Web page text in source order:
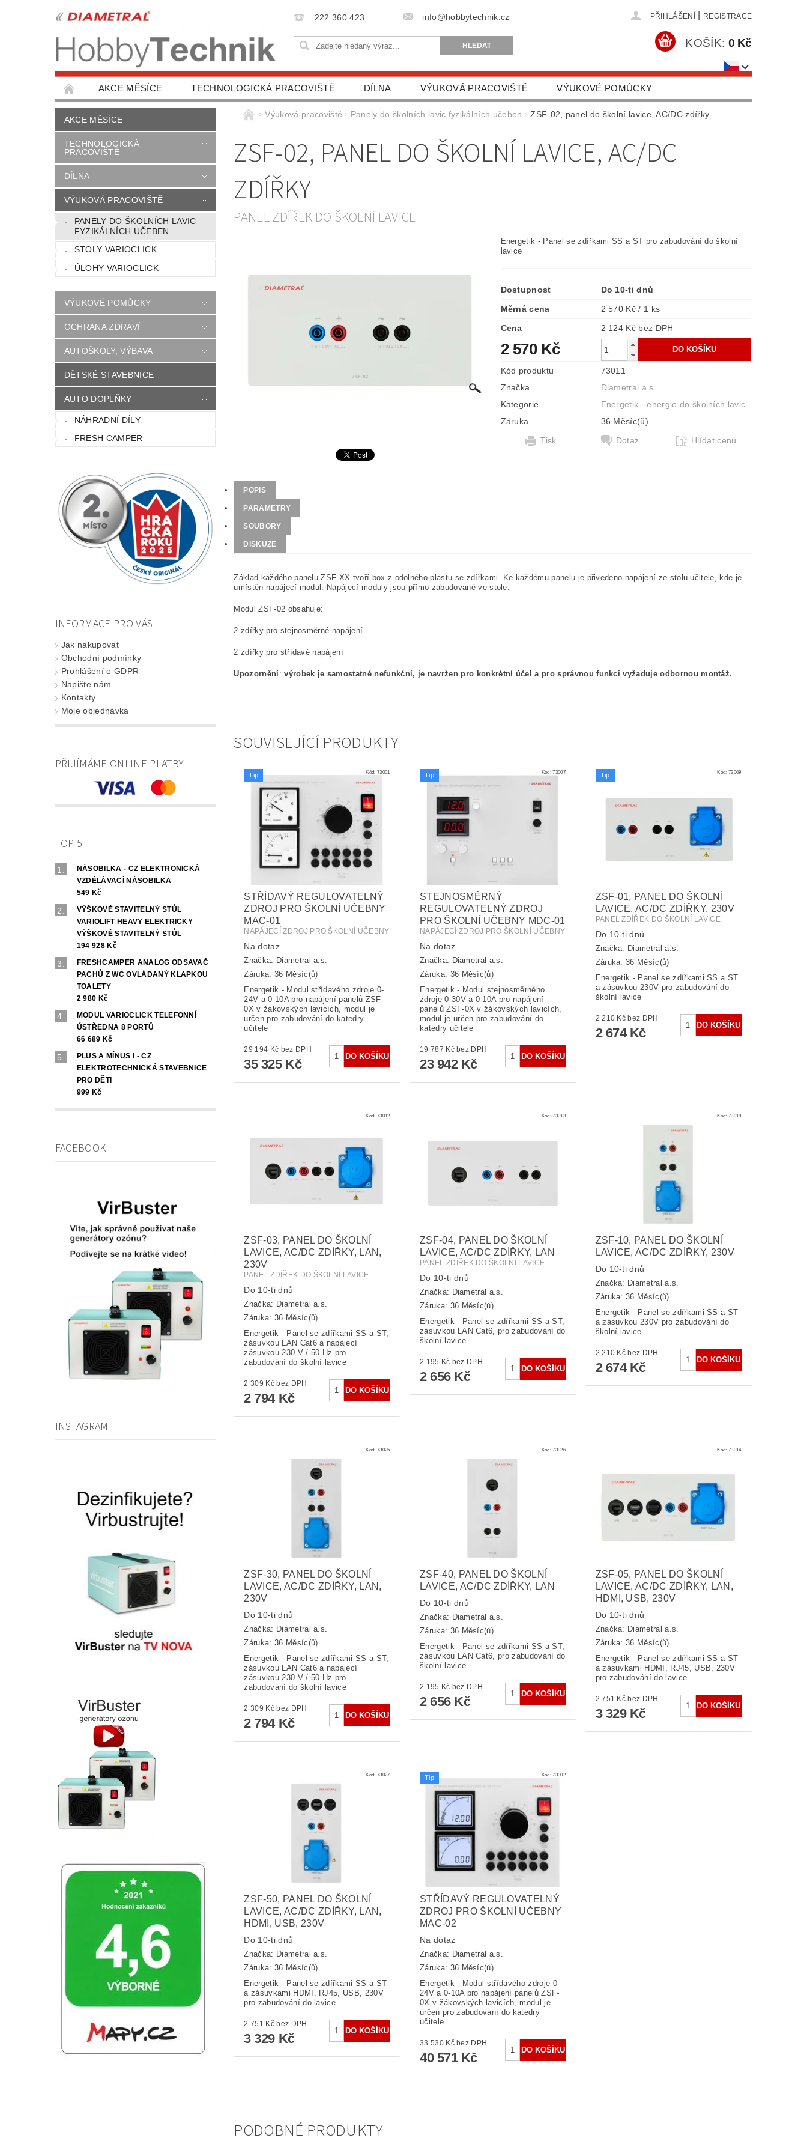
222 360 423 info@hobbytechnik.cz PŘIHLÁŠENÍ REGISTRACE
KOŠÍK: 0 Kč
AKCE MĚSÍCE TECHNOLOGICKÁ PRACOVIŠTĚ DÍLNA VÝUKOVÁ PRACOVIŠTĚ VÝUKOVÉ POMŮCKY
OCHRANA ZDRAVÍ AUTOŠKOLY, VÝBAVA DĚTSKÉ STAVEBNICE AUTO DOPLŇKY OBCHODNÍ PODMÍNKY
NAPIŠTE NÁM KONTAKTY
AKCE MĚSÍCE
TECHNOLOGICKÁ
PRACOVIŠTĚ
DÍLNA
VÝUKOVÁ PRACOVIŠTĚ
PANELY DO ŠKOLNÍCH LAVIC
FYZIKÁLNÍCH UČEBEN
STOLY VARIOCLICK
ÚLOHY VARIOCLICK
VÝUKOVÉ POMŮCKY
OCHRANA ZDRAVÍ
AUTOŠKOLY, VÝBAVA
DĚTSKÉ STAVEBNICE
AUTO DOPLŇKY
NÁHRADNÍ DÍLY
FRESH CAMPER
INFORMACE PRO VÁS
Jak nakupovat
Obchodní podmínky
Prohlášení o GDPR
Napište nám
Kontakty
Moje objednávka
PŘIJÍMÁME ONLINE PLATBY
TOP 5
NÁSOBILKA - CZ ELEKTRONICKÁ
VZDĚLÁVACÍ NÁSOBILKA
549 Kč
VÝŠKOVĚ STAVITELNÝ STŮL
VARIOLIFT HEAVY ELEKTRICKY
VÝŠKOVĚ STAVITELNÝ STŮL
194 928 Kč
FRESHCAMPER ANALOG ODSAVAČ
PACHŮ Z WC OVLÁDANÝ KLAPKOU
TOALETY
2 980 Kč
MODUL VARIOCLICK TELEFONNÍ
ÚSTŘEDNA 8 PORTŮ
66 689 Kč
PLUS A MÍNUS I - CZ
ELEKTROTECHNICKÁ STAVEBNICE
PRO DĚTI
999 Kč
FACEBOOK
INSTAGRAM
Výuková pracoviště Panely do školních lavic fyzikálních učeben ZSF-02, panel do školní lavice, AC/DC zdířky
ZSF-02, PANEL DO ŠKOLNÍ LAVICE, AC/DC
ZDÍŘKY
PANEL ZDÍŘEK DO ŠKOLNÍ LAVICE
Energetik - Panel se zdířkami SS a ST pro zabudování do školní
lavice
Dostupnost
Do 10-ti dnů
Měrná cena
2 570 Kč / 1 ks
Cena
2 124 Kč bez DPH
2 570 Kč
Kód produktu
73011
Značka
Diametral a.s.
Kategorie
Energetik - energie do školních lavic
Záruka
36 Měsíc(ů)
Tisk
Dotaz Hlídat cenu
POPIS
PARAMETRY
SOUBORY
DISKUZE
Základ každého panelu ZSF-XX tvoří box z odolného plastu se zdířkami. Ke každému panelu je přivedeno napájení ze stolu učitele, kde je
umístěn napájecí modul. Napájecí moduly jsou přímo zabudované ve stole.
Modul ZSF-02 obsahuje:
2 zdířky pro stejnosměrné napájení
2 zdířky pro střídavé napájení
Upozornění:výrobek je samostatně nefunkční, je navržen pro konkrétní účel a pro správnou funkci vyžaduje odbornou montáž.
SOUVISEJÍCÍ PRODUKTY
Tip Kód: 73001
STŘÍDAVÝ REGULOVATELNÝ
ZDROJ PRO ŠKOLNÍ UČEBNY
MAC-01
NAPÁJECÍ ZDROJ PRO ŠKOLNÍ UČEBNY
Na dotaz
Značka: Diametral a.s.
Záruka: 36 Měsíc(ů)
Energetik - Modul střídavého zdroje 0-
24V a 0-10A pro napájení panelů ZSF-
0X v žákovských lavicích, modul je
určen pro zabudování do katedry
učitele
29 194 Kč bez DPH
35 325 Kč
Tip Kód:73007
STEJNOSMĚRNÝ
REGULOVATELNÝ ZDROJ
PRO ŠKOLNÍ UČEBNY MDC-01
NAPÁJECÍ ZDROJ PRO ŠKOLNÍ UČEBNY
Na dotaz
Značka: Diametral a.s.
Záruka: 36 Měsíc(ů)
Energetik - Modul stejnosměrného
zdroje 0-30V a 0-10A pro napájení
panelů ZSF-0X v žákovských lavicích,
modul je určen pro zabudování do
katedry učitele
19 787 Kč bez DPH
23 942 Kč
Tip Kód:73009
ZSF-01, PANEL DO ŠKOLNÍ
LAVICE, AC/DC ZDÍŘKY, 230V
PANEL ZDÍŘEK DO ŠKOLNÍ LAVICE
Do 10-ti dnů
Značka: Diametral a.s.
Záruka: 36 Měsíc(ů)
Energetik - Panel se zdířkami SS a ST
a zásuvkou 230V pro zabudování do
školní lavice
2 210 Kč bez DPH
2 674 Kč
Kód: 73012
ZSF-03, PANEL DO ŠKOLNÍ
LAVICE, AC/DC ZDÍŘKY, LAN,
230V
PANEL ZDÍŘEK DO ŠKOLNÍ LAVICE
Do 10-ti dnů
Značka: Diametral a.s.
Záruka: 36 Měsíc(ů)
Energetik - Panel se zdířkami SS a ST,
zásuvkou LAN Cat6 a napájecí
zásuvkou 230 V / 50 Hz pro
zabudování do školní lavice
2 309 Kč bez DPH
2 794 Kč
Kód:73013
ZSF-04, PANEL DO ŠKOLNÍ
LAVICE, AC/DC ZDÍŘKY, LAN
PANEL ZDÍŘEK DO ŠKOLNÍ LAVICE
Do 10-ti dnů
Značka: Diametral a.s.
Záruka: 36 Měsíc(ů)
Energetik - Panel se zdířkami SS a ST,
zásuvkou LAN Cat6, pro zabudování do
školní lavice
2 195 Kč bez DPH
2 656 Kč
Kód:73019
ZSF-10, PANEL DO ŠKOLNÍ
LAVICE, AC/DC ZDÍŘKY, 230V
Do 10-ti dnů
Značka: Diametral a.s.
Záruka: 36 Měsíc(ů)
Energetik - Panel se zdířkami SS a ST
a zásuvkou 230V pro zabudování do
školní lavice
2 210 Kč bez DPH
2 674 Kč
Kód: 73025
ZSF-30, PANEL DO ŠKOLNÍ
LAVICE, AC/DC ZDÍŘKY, LAN,
230V
Do 10-ti dnů
Značka: Diametral a.s.
Záruka: 36 Měsíc(ů)
Energetik - Panel se zdířkami SS a ST,
zásuvkou LAN Cat6 a napájecí
zásuvkou 230 V / 50 Hz pro
zabudování do školní lavice
2 309 Kč bez DPH
2 794 Kč
Kód:73026
ZSF-40, PANEL DO ŠKOLNÍ
LAVICE, AC/DC ZDÍŘKY, LAN
Do 10-ti dnů
Značka: Diametral a.s.
Záruka: 36 Měsíc(ů)
Energetik - Panel se zdířkami SS a ST,
zásuvkou LAN Cat6, pro zabudování do
školní lavice
2 195 Kč bez DPH
2 656 Kč
Kód:73014
ZSF-05, PANEL DO ŠKOLNÍ
LAVICE, AC/DC ZDÍŘKY, LAN,
HDMI, USB, 230V
Do 10-ti dnů
Značka: Diametral a.s.
Záruka: 36 Měsíc(ů)
Energetik - Panel se zdířkami SS a ST
a zásuvkami HDMI, RJ45, USB, 230V
pro zabudování do lavice
2 751 Kč bez DPH
3 329 Kč
Kód: 73027
ZSF-50, PANEL DO ŠKOLNÍ
LAVICE, AC/DC ZDÍŘKY, LAN,
HDMI, USB, 230V
Do 10-ti dnů
Značka: Diametral a.s.
Záruka: 36 Měsíc(ů)
Energetik - Panel se zdířkami SS a ST
a zásuvkami HDMI, RJ45, USB, 230V
pro zabudování do lavice
2 751 Kč bez DPH
3 329 Kč
Tip Kód:73002
STŘÍDAVÝ REGULOVATELNÝ
ZDROJ PRO ŠKOLNÍ UČEBNY
MAC-02
Na dotaz
Značka: Diametral a.s.
Záruka: 36 Měsíc(ů)
Energetik - Modul střídavého zdroje 0-
24V a 0-10A pro napájení panelů ZSF-
0X v žákovských lavicích, modul je
určen pro zabudování do katedry
učitele
33 530 Kč bez DPH
40 571 Kč
PODOBNÉ PRODUKTY